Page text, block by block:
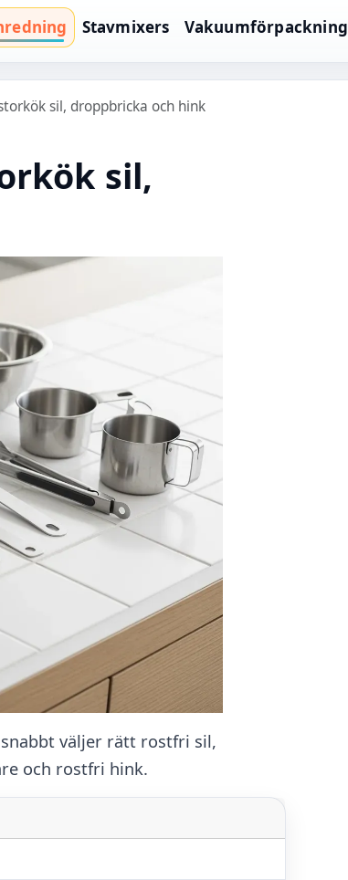
Stavmixers Vakuumförpackning
sil, droppbricka och hink
sil,
väljer rätt rostfri sil,
och rostfri hink.